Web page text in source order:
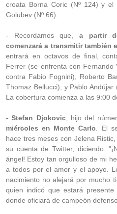
croata Borna Coric (Nº 124) y el
Golubev (Nº 66).
- Recordamos que, a partir
comenzará a transmitir también
entrará en octavos de final,
Ferrer (se enfrenta con Fernando
contra Fabio Fognini), Roberto
Thomaz Bellucci), y Pablo Andújar
La cobertura comienza a las 9:00
-Stefan Djokovic, hijo del
miércoles en Monte Carlo . El
hace tres meses con Jelena
su cuenta de Twitter, diciendo:
ángel! Estoy tan orgulloso de mi
a todos por el amor y el apoyo.
nacimiento no alejará por mucho
quien indicó que estará
donde oficiará de campeón